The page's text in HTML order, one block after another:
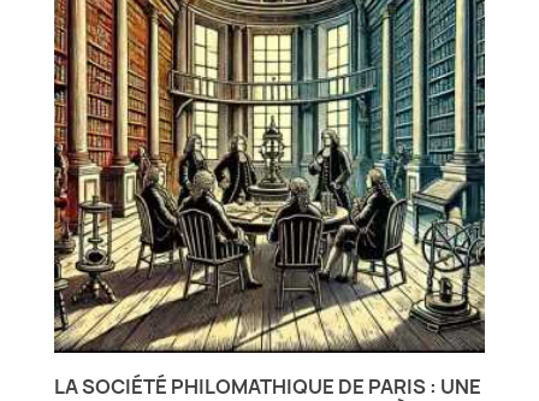
LA SOCIÉTÉ PHILOMATHIQUE DE PARIS : UNE